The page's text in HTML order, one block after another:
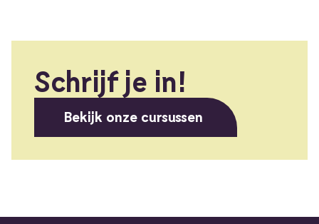
Schrijf je in!
Bekijk onze cursussen